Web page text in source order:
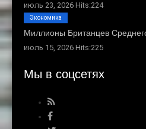
июль 23, 2026 Hits:224
Миллионы Британцев
июль 15, 2026 Hits:225
Экономика
Мы в соцсетях